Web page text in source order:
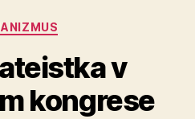
Kategórie
v
kongrese